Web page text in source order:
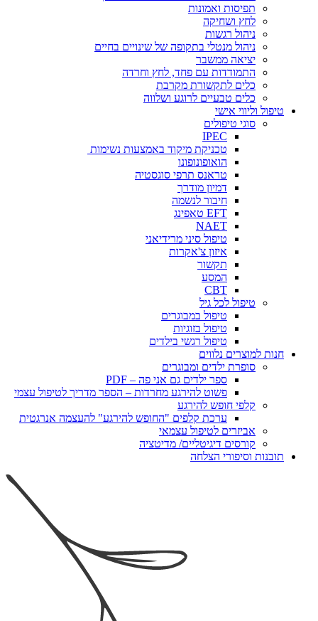
תפיסות ואמונות
לחץ ושחיקה
ניהול רגשות
ניהול מנטלי בתקופה של שינויים בחיים
יציאה ממשבר
התמודדות עם פחד, לחץ וחרדה
כלים לתקשורת מקרבת
כלים טבעיים לרוגע ושלווה
טיפול וליווי אישי
סוגי טיפולים
IPEC
טכניקת מיקוד באמצעות נשימות
הואופונופונו
טראנס תרפי סוגסטיה
דמיון מודרך
חיבור לנשמה
EFT טאפינג
NAET
טיפול סיני מרידיאני
איזון צ'אקרות
תקשור
המסע
CBT
טיפול לכל גיל
טיפול במבוגרים
טיפול בזוגיות
טיפול רגשי בילדים
חנות למוצרים נלווים
סופרת ילדים ומבוגרים
ספר ילדים גם אני פה – PDF
פשוט להירגע מחרדות – הספר מדריך לטיפול עצמי
קלפי חופש להירגע
ערכת קלפים "החופש להירגע" להעצמה אנרגטית
אביזרים לטיפול עצמאי
קורסים דיגיטליים/ מדיטציה
תובנות וסיפורי הצלחה